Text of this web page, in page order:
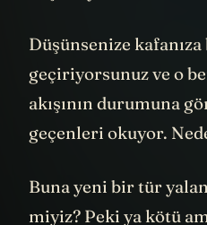
Düşünsenize
geçiriyorsunuz ve o
akışının durumuna
geçenleri okuyor.
Buna yeni bir tür
miyiz? Peki ya kötü